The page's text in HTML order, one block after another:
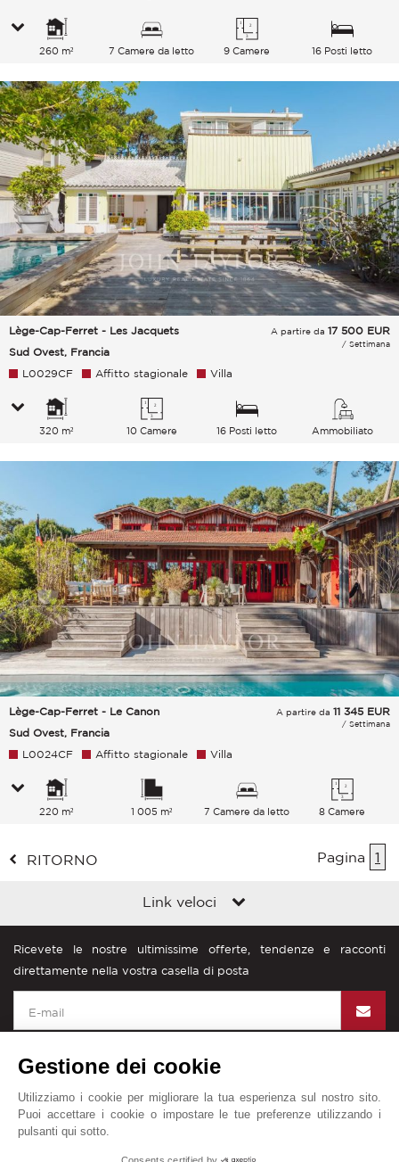
260 m² 7 Camere da letto 9 Camere 16 Posti letto
Lège-Cap-Ferret - Les Jacquets
Sud Ovest, Francia
A partire da 17 500 EUR
/ Settimana
L0029CF Affitto stagionale Villa
320 m² 10 Camere 16 Posti letto Ammobiliato
Lège-Cap-Ferret - Le Canon
Sud Ovest, Francia
A partire da 11 345 EUR
/ Settimana
L0024CF Affitto stagionale Villa
220 m² 1 005 m² 7 Camere da letto 8 Camere
RITORNO Pagina 1
Link veloci
Ricevete le nostre ultimissime offerte, tendenze e racconti
direttamente nella vostra casella di posta
John Taylor nel mondo
Diciture legali
Gestione dei cookie
Utilizziamo i cookie per migliorare la tua esperienza sul nostro sito.
Puoi accettare i cookie o impostare le tue preferenze utilizzando i
pulsanti qui sotto.
Consents certified by